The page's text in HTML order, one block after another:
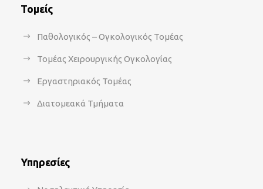
Τομείς
Παθολογικός – Ογκολογικός Τομέας
Τομέας Χειρουργικής Ογκολογίας
Εργαστηριακός Τομέας
Διατομεακά Τμήματα
Υπηρεσίες